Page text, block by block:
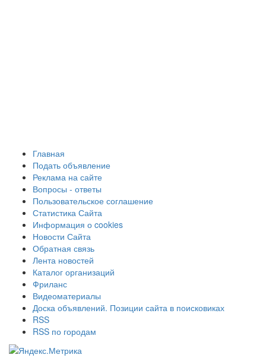
Главная
Подать объявление
Реклама на сайте
Вопросы - ответы
Пользовательское соглашение
Статистика Сайта
Информация о cookies
Новости Сайта
Обратная связь
Лента новостей
Каталог организаций
Фриланс
Видеоматериалы
Доска объявлений. Позиции сайта в поисковиках
RSS
RSS по городам